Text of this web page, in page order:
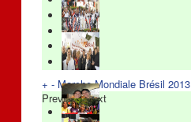
+ - Marche Mondiale Brésil 2013
Previous Next